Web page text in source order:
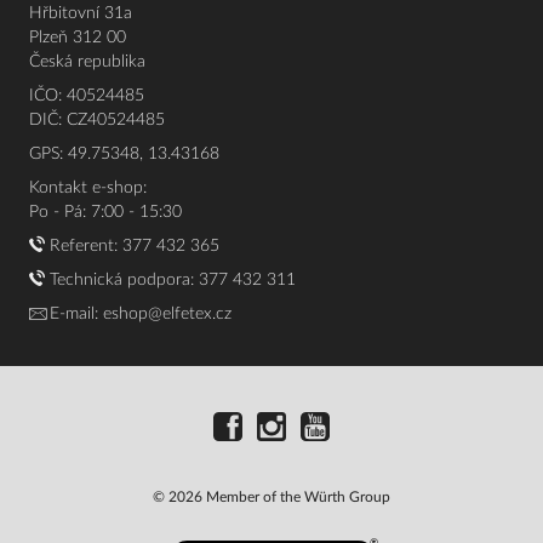
Hřbitovní 31a
Plzeň 312 00
Česká republika
IČO: 40524485
DIČ: CZ40524485
GPS: 49.75348, 13.43168
Kontakt e-shop:
Po - Pá: 7:00 - 15:30
Referent: 377 432 365
Technická podpora: 377 432 311
E-mail: eshop@elfetex.cz
© 2026 Member of the Würth Group